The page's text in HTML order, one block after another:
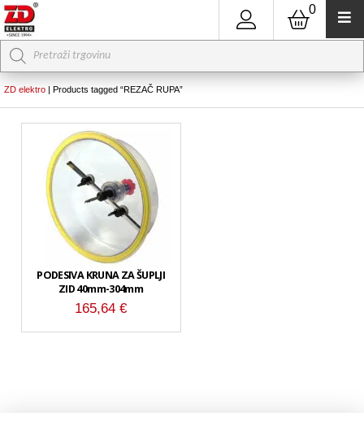
0
Products
search
ZD elektro | Products tagged “REZAČ RUPA”
PODESIVA KRUNA ZA ŠUPLJI
ZID 40mm-304mm
165,64€